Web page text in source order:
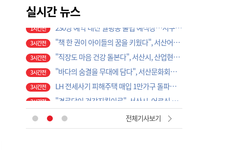
실시간 뉴스
1시간전 서부발전, 노사합동 '쿨한 안전 캠페인' 전개
3시간전
3시간전
3시간전
3시간전
3시간전
17분전 ‘안전모를 착용합시다’
17분전 건국대 글로컬캠퍼스 RISE사업단, ISO 국제표준 심사원 교육 성료
전체기사보기